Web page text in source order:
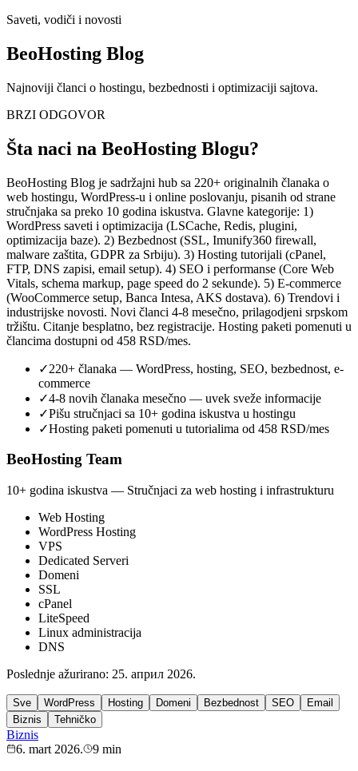
Saveti, vodiči i novosti
BeoHosting Blog
Najnoviji članci o hostingu, bezbednosti i optimizaciji sajtova.
BRZI ODGOVOR
Šta naci na BeoHosting Blogu?
BeoHosting Blog je sadržajni hub sa 220+ originalnih članaka o
web hostingu, WordPress-u i online poslovanju, pisanih od strane
stručnjaka sa preko 10 godina iskustva. Glavne kategorije: 1)
WordPress saveti i optimizacija (LSCache, Redis, plugini,
optimizacija baze). 2) Bezbednost (SSL, Imunify360 firewall,
malware zaštita, GDPR za Srbiju). 3) Hosting tutorijali (cPanel,
FTP, DNS zapisi, email setup). 4) SEO i performanse (Core Web
Vitals, schema markup, page speed do 2 sekunde). 5) E-commerce
(WooCommerce setup, Banca Intesa, AKS dostava). 6) Trendovi i
industrijske novosti. Novi članci 4-8 mesečno, prilagodjeni srpskom
tržištu. Citanje besplatno, bez registracije. Hosting paketi pomenuti u
člancima dostupni od 458 RSD/mes.
✓220+ članaka — WordPress, hosting, SEO, bezbednost, e-
commerce
✓4-8 novih članaka mesečno — uvek sveže informacije
✓Pišu stručnjaci sa 10+ godina iskustva u hostingu
✓Hosting paketi pomenuti u tutorialima od 458 RSD/mes
BeoHosting Team
10+ godina iskustva — Stručnjaci za web hosting i infrastrukturu
Web Hosting
WordPress Hosting
VPS
Dedicated Serveri
Domeni
SSL
cPanel
LiteSpeed
Linux administracija
DNS
Poslednje ažurirano: 25. април 2026.
Sve WordPress Hosting Domeni Bezbednost SEO
Email
Biznis
Tehničko
Biznis
6. mart 2026.
9 min